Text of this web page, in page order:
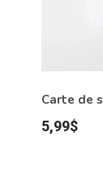
Carte de
5,99$